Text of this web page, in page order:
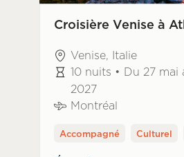
Croisière Venise à
Venise, Italie
10 nuits • Du 27 mai
2027
Montréal
Accompagné Culturel